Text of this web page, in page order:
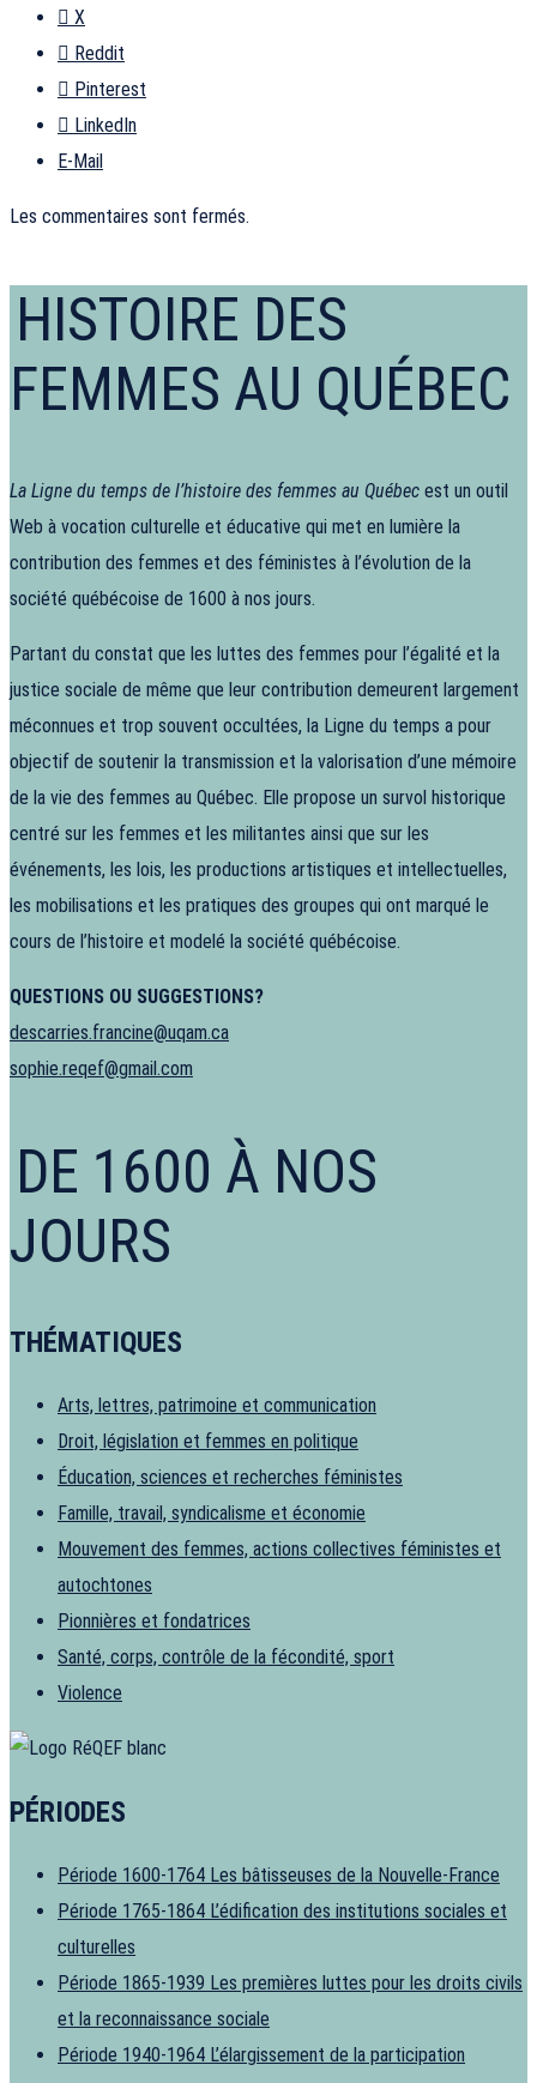
X
Reddit
Pinterest
LinkedIn
E-Mail
Les commentaires sont fermés.
HISTOIRE DES
FEMMES AU QUÉBEC
La Ligne du temps de l’histoire des femmes au Québec est un outil
Web à vocation culturelle et éducative qui met en lumière la
contribution des femmes et des féministes à l’évolution de la
société québécoise de 1600 à nos jours.
Partant du constat que les luttes des femmes pour l’égalité et la
justice sociale de même que leur contribution demeurent largement
méconnues et trop souvent occultées, la Ligne du temps a pour
objectif de soutenir la transmission et la valorisation d’une mémoire
de la vie des femmes au Québec. Elle propose un survol historique
centré sur les femmes et les militantes ainsi que sur les
événements, les lois, les productions artistiques et intellectuelles,
les mobilisations et les pratiques des groupes qui ont marqué le
cours de l’histoire et modelé la société québécoise.
QUESTIONS OU SUGGESTIONS?
descarries.francine@uqam.ca
sophie.reqef@gmail.com
DE 1600 À NOS
JOURS
THÉMATIQUES
Arts, lettres, patrimoine et communication
Droit, législation et femmes en politique
Éducation, sciences et recherches féministes
Famille, travail, syndicalisme et économie
Mouvement des femmes, actions collectives féministes et
autochtones
Pionnières et fondatrices
Santé, corps, contrôle de la fécondité, sport
Violence
PÉRIODES
Période 1600-1764 Les bâtisseuses de la Nouvelle-France
Période 1765-1864 L’édification des institutions sociales et
culturelles
Période 1865-1939 Les premières luttes pour les droits civils
et la reconnaissance sociale
Période 1940-1964 L’élargissement de la participation